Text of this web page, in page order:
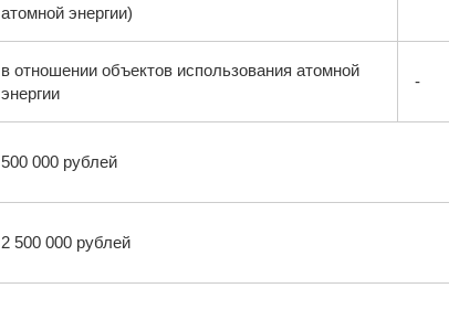
атомной энергии)
в отношении объектов использования атомной
энергии
-
500 000 рублей
2 500 000 рублей